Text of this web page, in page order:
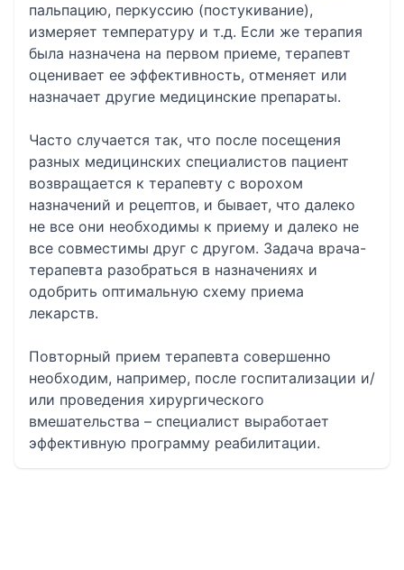
пальпацию, перкуссию (постукивание),
измеряет температуру и т.д. Если же терапия
была назначена на первом приеме, терапевт
оценивает ее эффективность, отменяет или
назначает другие медицинские препараты.
Часто случается так, что после посещения
разных медицинских специалистов пациент
возвращается к терапевту с ворохом
назначений и рецептов, и бывает, что далеко
не все они необходимы к приему и далеко не
все совместимы друг с другом. Задача врача-
терапевта разобраться в назначениях и
одобрить оптимальную схему приема
лекарств.
Повторный прием терапевта совершенно
необходим, например, после госпитализации и/
или проведения хирургического
вмешательства – специалист выработает
эффективную программу реабилитации.